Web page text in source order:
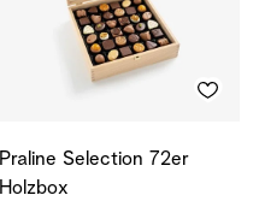
Praline Selection 72er
Holzbox